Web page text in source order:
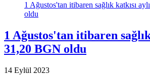
1 Ağustos'tan itibaren sağlık katkısı
oldu
1 Ağustos'tan itibaren
31,20 BGN oldu
14 Eylül 2023